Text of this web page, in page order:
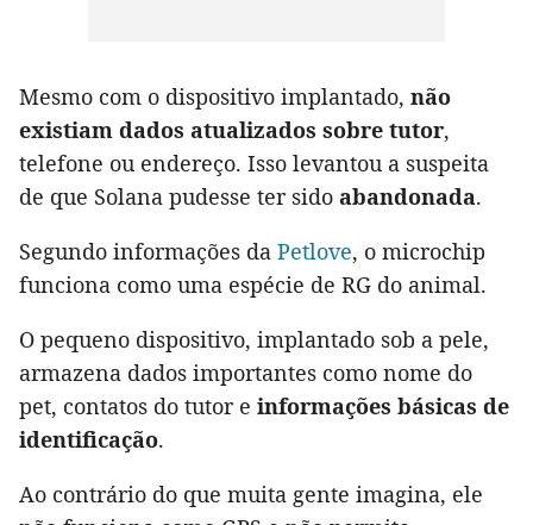
Mesmo com o dispositivo implantado, não
existiam dados atualizados sobre tutor,
telefone ou endereço. Isso levantou a suspeita
de que Solana pudesse ter sido abandonada.
Segundo informações da Petlove, o microchip
funciona como uma espécie de RG do animal.
O pequeno dispositivo, implantado sob a pele,
armazena dados importantes como nome do
pet, contatos do tutor e informações básicas de
identificação.
Ao contrário do que muita gente imagina, ele